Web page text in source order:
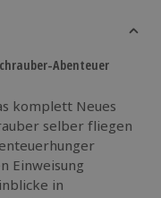
Abenteuer
komplett Neues
selber fliegen
Einweisung
in